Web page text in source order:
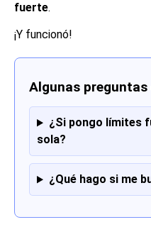
fuerte.
¡Y funcionó!
Algunas
¿Si pongo límites
sola?
¿Qué hago si me